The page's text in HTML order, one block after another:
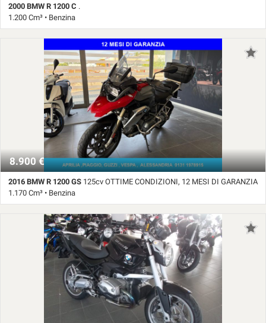
2000 BMW R 1200 C .
1.200 Cm³ • Benzina
42.593 Km • Cambio Manuale • Nero pastello
8.900 €
2016 BMW R 1200 GS 125cv OTTIME CONDIZIONI, 12 MESI DI GARANZIA
1.170 Cm³ • Benzina
54.500 Km • Cambio Manuale (6) • Rosso pastello • ABS • Accensione
elettrica • Baule • Catalizzatore • Parabrezza • PORTAPACCHI